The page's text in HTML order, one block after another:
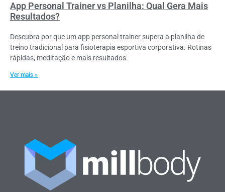
App Personal Trainer vs Planilha: Qual Gera Mais
Resultados?
Descubra por que um app personal trainer supera a planilha de
treino tradicional para fisioterapia esportiva corporativa. Rotinas
rápidas, meditação e mais resultados.
Ver mais »